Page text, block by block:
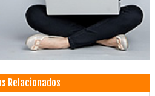
Relacionados